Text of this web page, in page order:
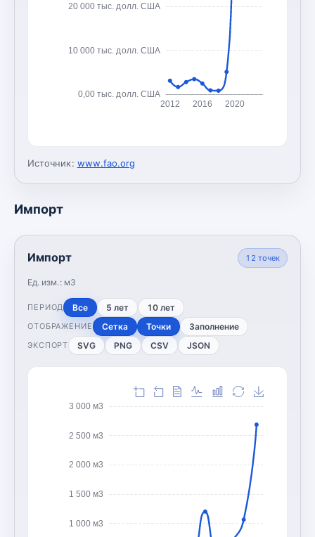
0,00 тыс. долл. США
10 000 тыс. долл. США
20 000 тыс. долл. США
2012 2016 2020
Источник: www.fao.org
Импорт
Импорт
Ед. изм.: м3
12 точек
ПЕРИОД Все 5 лет 10 лет
ОТОБРАЖЕНИЕ Сетка Точки Заполнение
ЭКСПОРТ SVG PNG CSV JSON
1 000 м3
1 500 м3
2 000 м3
2 500 м3
3 000 м3